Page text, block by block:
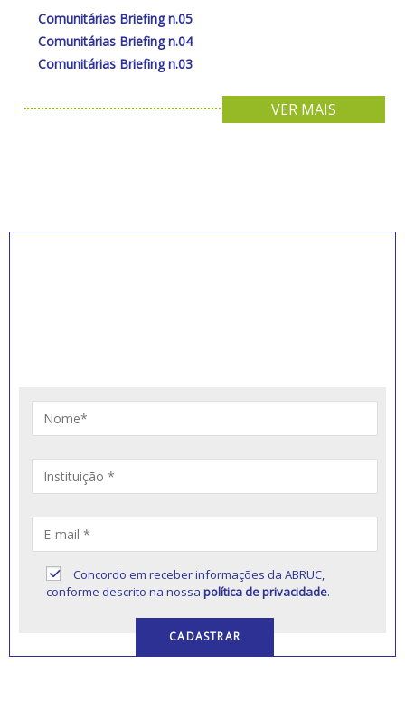
Comunitárias Briefing n.05
Comunitárias Briefing n.04
Comunitárias Briefing n.03
VER MAIS
Concordo em receber informações da ABRUC,
conforme descrito na nossapolítica de privacidade.